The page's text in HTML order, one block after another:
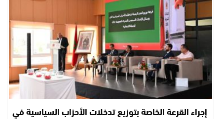
إجراء القرعة الخاصة بتوزيع تدخلات الأحزاب السياسية في